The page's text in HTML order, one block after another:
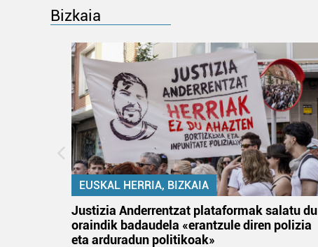
Bizkaia
EUSKAL HERRIA, BIZKAIA
Justizia Anderrentzat plataformak salatu du
oraindik badaudela «erantzule diren polizia
eta arduradun politikoak»